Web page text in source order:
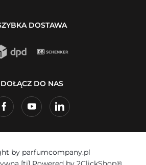
DOSTAWA
DOŁĄCZ DO NAS
by parfumcompany.pl